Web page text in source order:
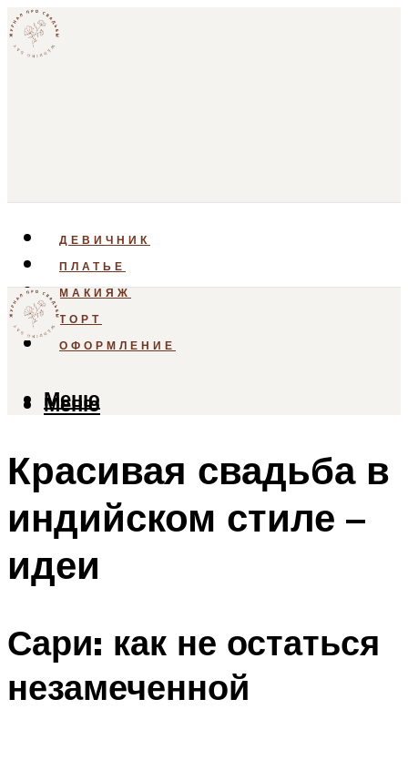
ДЕВИЧНИК
ПЛАТЬЕ
МАКИЯЖ
ТОРТ
ОФОРМЛЕНИЕ
Меню
Меню
Красивая свадьба в
индийском стиле –
идеи
Сари: как не остаться
незамеченной